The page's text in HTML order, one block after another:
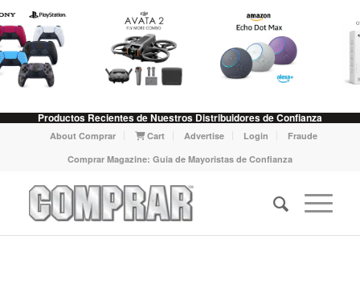
Productos Recientes de Nuestros Distribuidores de Confianza
About Comprar Cart Advertise Login
Fraude
Comprar Magazine: Guia de Mayoristas de Confianza